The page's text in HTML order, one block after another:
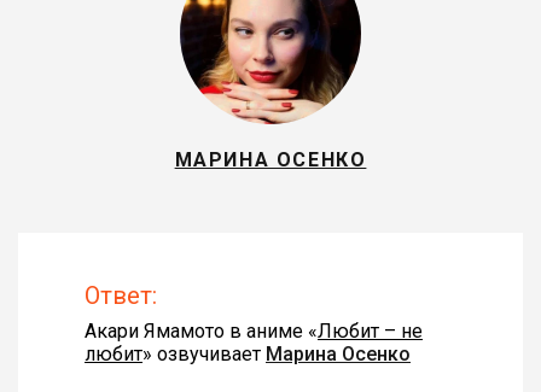
МАРИНА ОСЕНКО
Ответ:
Акари Ямамото в аниме «Любит – не
любит» озвучивает Марина Осенко